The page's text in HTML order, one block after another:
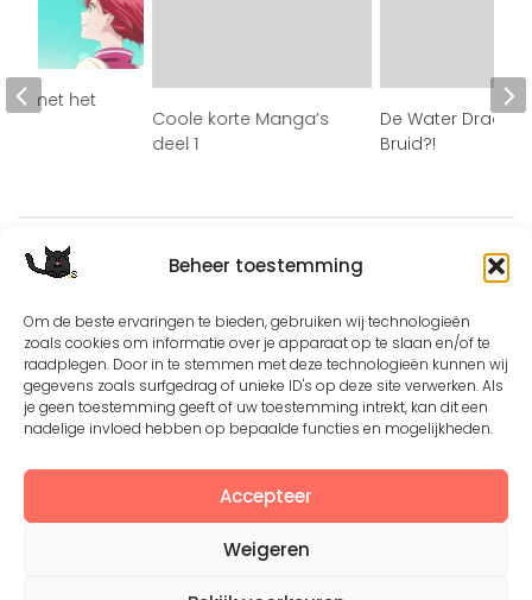
Beheer toestemming
Om de beste ervaringen te bieden, gebruiken wij technologieën
zoals cookies om informatie over je apparaat op te slaan en/of te
raadplegen. Door in te stemmen met deze technologieën kunnen wij
gegevens zoals surfgedrag of unieke ID's op deze site verwerken. Als
je geen toestemming geeft of uw toestemming intrekt, kan dit een
nadelige invloed hebben op bepaalde functies en mogelijkheden.
Accepteer
Weigeren
Coole korte Manga’s
deel 1
De Water Draak
Bruid?!
met het
Except where otherwise noted, the content by ©Silerna
is licensed under aCreative Commons Attribution-
NonCommercial-ShareAlike 4.0 InternationalLicense.
View on Instagram